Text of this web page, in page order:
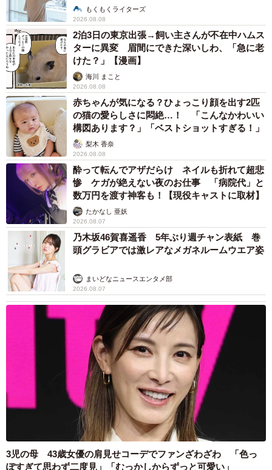
説】もくもくライターズ
2026.08.08
2泊3日の東京出張→飼い主さんが不在中ハムス
ターに異変 眉間にできた深いしわ、「急に老
けた？」【漫画】
海川 まこと
2026.08.08
赤ちゃんが気になる？ひょっこり顔を出す2匹
の猫の愛らしさに悶絶…！ 「こんなかわいい
構図あります？」「ベストショットすぎる！」
梨木 香奈
2026.08.08
酔って転んでアザだらけ ネイルも折れて超悲
惨 ケガが絶えない夜のお仕事 「病院代」と
数万円を渡す神客も！【現役キャストに取材】
たかなし 亜妖
2026.08.07
乃木坂46賀喜遥香 5年ぶり週チャン表紙 巻
頭グラビアでは激レアなメガネルームウエア姿
まいどなニュースエンタメ部
2026.08.07
3児の母 43歳女優の肩見せコーデでファンざわざわ 「色っ
ぽすぎて思わず二度見」「むっかしからずっと可愛い」